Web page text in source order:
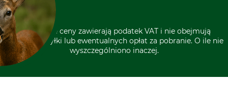
* Wszystkie ceny zawierają podatek VAT i nie obejmują
kosztów wysyłki lub ewentualnych opłat za pobranie. O ile nie
wyszczególniono inaczej.